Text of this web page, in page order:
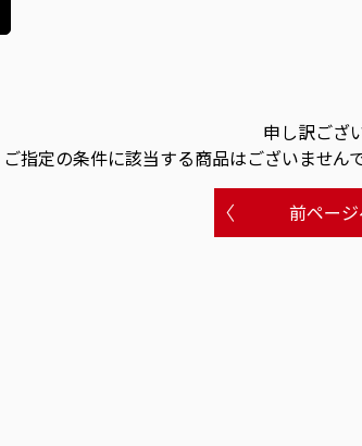
申し訳ござ
ご指定の条件に該当する商品はございません
前ペー